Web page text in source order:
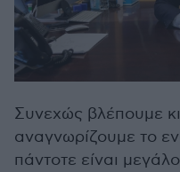
Συνεχώς βλέπουμε
αναγνωρίζουμε το
πάντοτε είναι